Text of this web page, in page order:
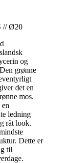
// Ø20
og
grønne
det en
mos.
ledning
råt look.
Dette er
til